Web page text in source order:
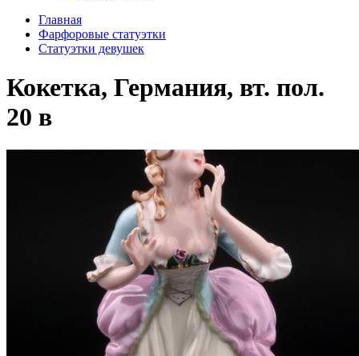
Главная
Фарфоровые статуэтки
Статуэтки девушек
Кокетка, Германия, вт. пол.
20 в